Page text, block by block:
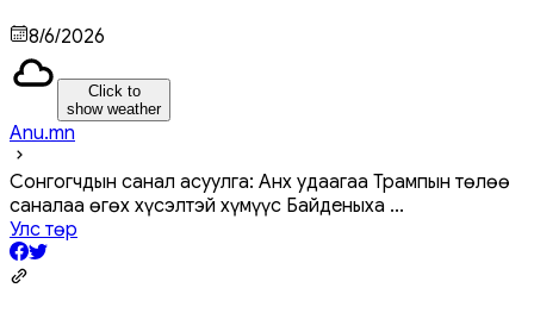
8/6/2026
Click to
show weather
Anu.mn
Сонгогчдын санал асуулга: Анх удаагаа Трампын төлөө
саналаа өгөх хүсэлтэй хүмүүс Байденыха ...
Улс төр